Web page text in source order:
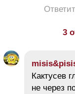
3
Кактусев
не через